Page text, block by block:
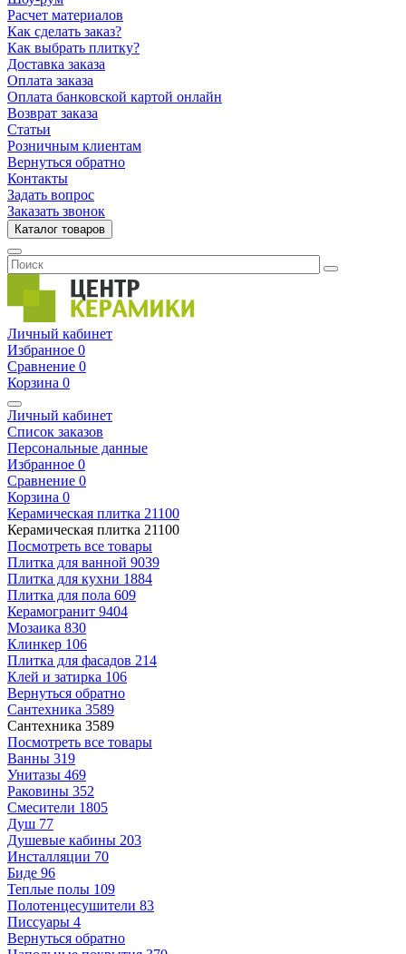
Расчет материалов
Как сделать заказ?
Как выбрать плитку?
Доставка заказа
Оплата заказа
Оплата банковской картой онлайн
Возврат заказа
Статьи
Розничным клиентам
Вернуться обратно
Контакты
Задать вопрос
Заказать звонок
Каталог товаров
Личный кабинет
Избранное 0
Сравнение 0
Корзина 0
Личный кабинет
Список заказов
Персональные данные
Избранное 0
Сравнение 0
Корзина 0
Керамическая плитка 21100
Керамическая плитка 21100
Посмотреть все товары
Плитка для ванной 9039
Плитка для кухни 1884
Плитка для пола 609
Керамогранит 9404
Мозаика 830
Клинкер 106
Плитка для фасадов 214
Клей и затирка 106
Вернуться обратно
Сантехника 3589
Сантехника 3589
Посмотреть все товары
Ванны 319
Унитазы 469
Раковины 352
Смесители 1805
Душ 77
Душевые кабины 203
Инсталляции 70
Биде 96
Теплые полы 109
Полотенцесушители 83
Писсуары 4
Вернуться обратно